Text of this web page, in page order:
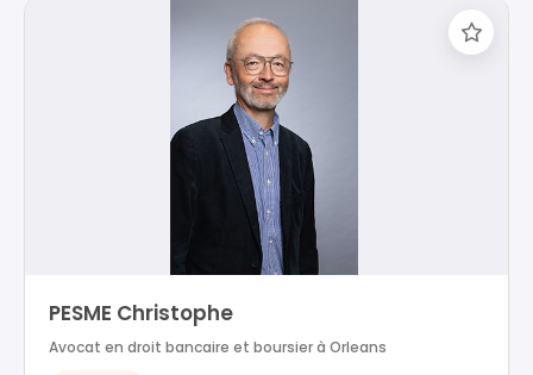
PESME Christophe
Avocat en droit bancaire et boursier à Orleans